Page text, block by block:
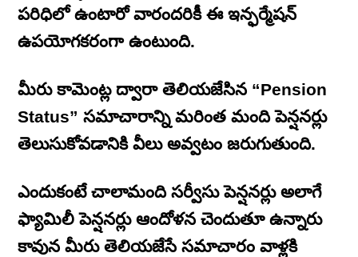
పరిధిలో ఉంటారో వారందరికీ ఈ ఇన్ఫర్మేషన్
ఉపయోగకరంగా ఉంటుంది.
మీరు కామెంట్ల ద్వారా తెలియజేసిన “Pension
Status” సమాచారాన్ని మరింత మంది పెన్షనర్లు
తెలుసుకోవడానికి వీలు అవ్వటం జరుగుతుంది.
ఎందుకంటే చాలామంది సర్వీసు పెన్షనర్లు అలాగే
ఫ్యామిలీ పెన్షనర్లు ఆందోళన చెందుతూ ఉన్నారు
కావున మీరు తెలియజేసే సమాచారం వాళ్లకి